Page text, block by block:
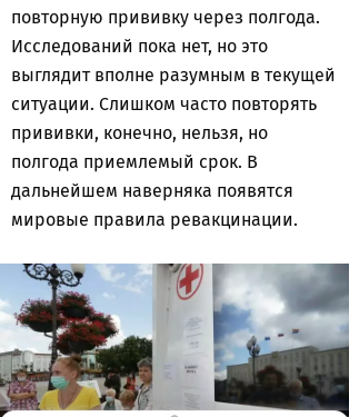
повторную прививку через полгода.
Исследований пока нет, но это
выглядит вполне разумным в текущей
ситуации. Слишком часто повторять
прививки, конечно, нельзя, но
полгода приемлемый срок. В
дальнейшем наверняка появятся
мировые правила ревакцинации.